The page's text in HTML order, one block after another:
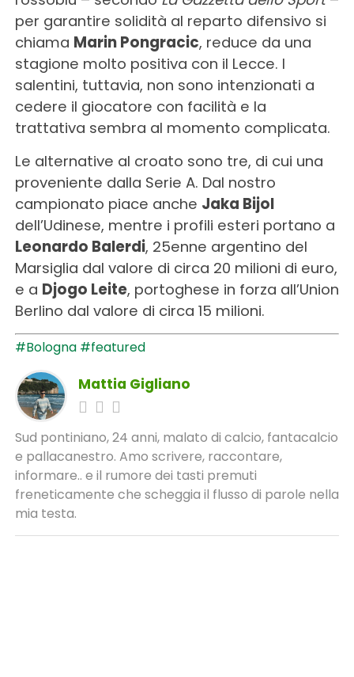
per garantire solidità al reparto difensivo si
chiama Marin Pongracic, reduce da una
stagione molto positiva con il Lecce. I
salentini, tuttavia, non sono intenzionati a
cedere il giocatore con facilità e la
trattativa sembra al momento complicata.
Le alternative al croato sono tre, di cui una
proveniente dalla Serie A. Dal nostro
campionato piace anche Jaka Bijol
dell’Udinese, mentre i profili esteri portano a
Leonardo Balerdi, 25enne argentino del
Marsiglia dal valore di circa 20 milioni di euro,
e a Djogo Leite, portoghese in forza all’Union
Berlino dal valore di circa 15 milioni.
#Bologna #featured
Mattia Gigliano
Sud pontiniano, 24 anni, malato di calcio, fantacalcio
e pallacanestro. Amo scrivere, raccontare,
informare.. e il rumore dei tasti premuti
freneticamente che scheggia il flusso di parole nella
mia testa.